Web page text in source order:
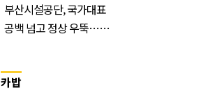
부산시설공단, 국가대표
공백 넘고 정상 우뚝…디
카밥